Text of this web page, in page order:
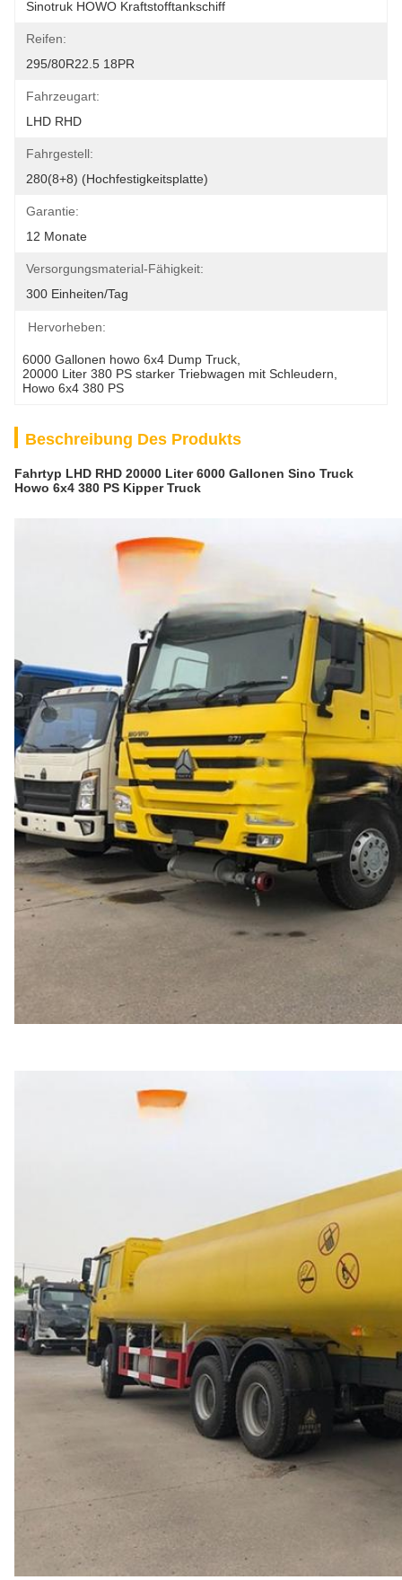
Sinotruk HOWO Kraftstofftankschiff
Reifen:
295/80R22.5 18PR
Fahrzeugart:
LHD RHD
Fahrgestell:
280(8+8) (Hochfestigkeitsplatte)
Garantie:
12 Monate
Versorgungsmaterial-Fähigkeit:
300 Einheiten/Tag
Hervorheben:
6000 Gallonen howo 6x4 Dump Truck
20000 Liter 380 PS starker Triebwagen mit Schleudern
Howo 6x4 380 PS
Beschreibung Des Produkts
Fahrtyp LHD RHD 20000 Liter 6000 Gallonen Sino Truck
Howo 6x4 380 PS Kipper Truck